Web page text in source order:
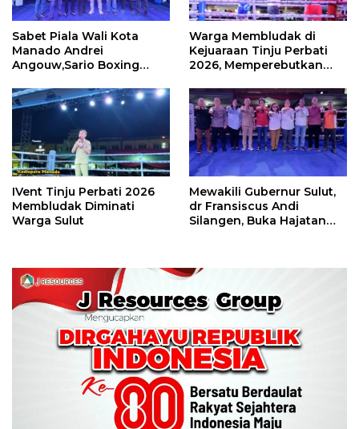
Sabet Piala Wali Kota
Manado Andrei
Angouw,Sario Boxing
Perbati 2026
Warga Membludak di
Kejuaraan Tinju Perbati
2026, Memperebutkan
IVent Tinju Perbati 2026
Membludak Diminati
Warga Sulut
Mewakili Gubernur Sulut,
dr Fransiscus Andi
Silangen, Buka Hajatan